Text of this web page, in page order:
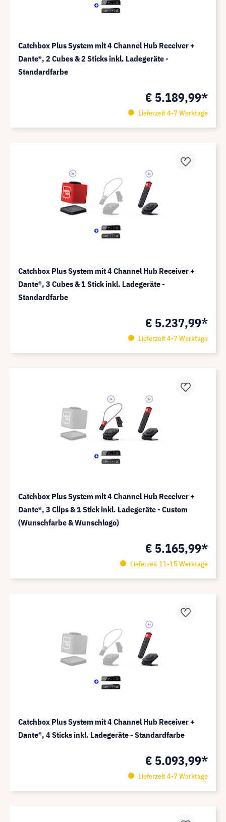
Catchbox Plus System mit 4 Channel Hub Receiver +
Dante®️, 2 Cubes & 2 Sticks inkl. Ladegeräte -
Standardfarbe
€ 5.189,99*
Lieferzeit 4-7 Werktage
Catchbox Plus System mit 4 Channel Hub Receiver +
Dante®️, 3 Cubes & 1 Stick inkl. Ladegeräte -
Standardfarbe
€ 5.237,99*
Lieferzeit 4-7 Werktage
Catchbox Plus System mit 4 Channel Hub Receiver +
Dante®️, 3 Clips & 1 Stick inkl. Ladegeräte - Custom
(Wunschfarbe & Wunschlogo)
€ 5.165,99*
Lieferzeit 11-15 Werktage
Catchbox Plus System mit 4 Channel Hub Receiver +
Dante®️, 4 Sticks inkl. Ladegeräte - Standardfarbe
€ 5.093,99*
Lieferzeit 4-7 Werktage